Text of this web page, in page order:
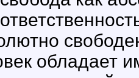
обладает